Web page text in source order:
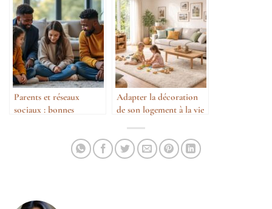
Parents et réseaux
sociaux : bonnes
Adapter la décoration
de son logement à la vie